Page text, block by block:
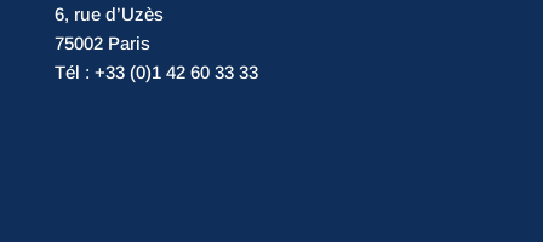
6, rue d’Uzès
75002 Paris
Tél : +33 (0)1 42 60 33 33